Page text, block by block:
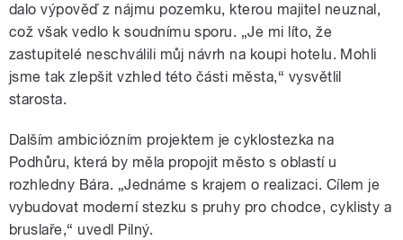
dalo výpověď z nájmu pozemku, kterou majitel neuznal,
což však vedlo k soudnímu sporu. „Je mi líto, že
zastupitelé neschválili můj návrh na koupi hotelu. Mohli
jsme tak zlepšit vzhled této části města,“ vysvětlil
starosta.
Dalším ambiciózním projektem je cyklostezka na
Podhůru, která by měla propojit město s oblastí u
rozhledny Bára. „Jednáme s krajem o realizaci. Cílem je
vybudovat moderní stezku s pruhy pro chodce, cyklisty a
bruslaře,“ uvedl Pilný.